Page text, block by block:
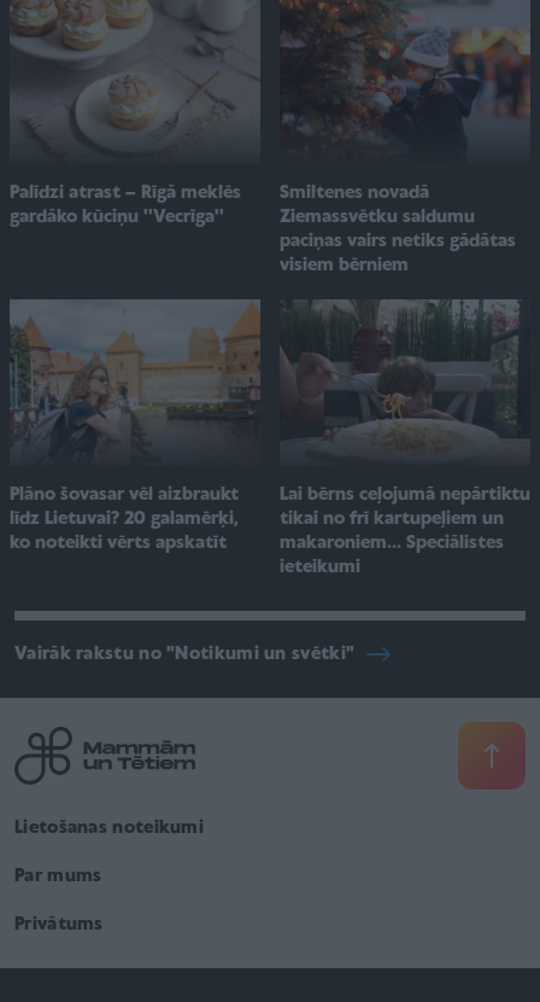
Palīdzi atrast – Rīgā meklēs
gardāko kūciņu ''Vecrīga''
Smiltenes novadā
Ziemassvētku saldumu
paciņas vairs netiks gādātas
visiem bērniem
Plāno šovasar vēl aizbraukt
līdz Lietuvai? 20 galamērķi,
ko noteikti vērts apskatīt
Lai bērns ceļojumā nepārtiktu
tikai no frī kartupeļiem un
makaroniem... Speciālistes
ieteikumi
Vairāk rakstu no "Notikumi un svētki"
Lietošanas noteikumi
Par mums
Privātums